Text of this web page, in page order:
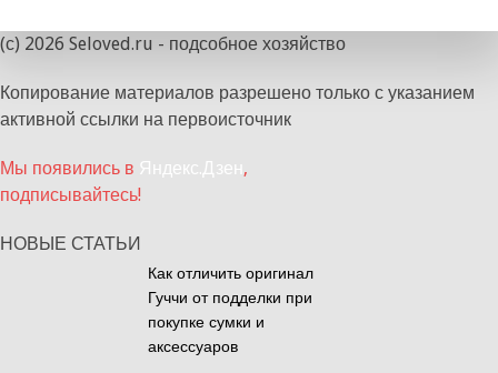
(с) 2026 Seloved.ru - подсобное хозяйство
Копирование материалов разрешено только с указанием
активной ссылки на первоисточник
Мы появились в Яндекс.Дзен,
подписывайтесь!
НОВЫЕ СТАТЬИ
Как отличить оригинал
Гуччи от подделки при
покупке сумки и
аксессуаров